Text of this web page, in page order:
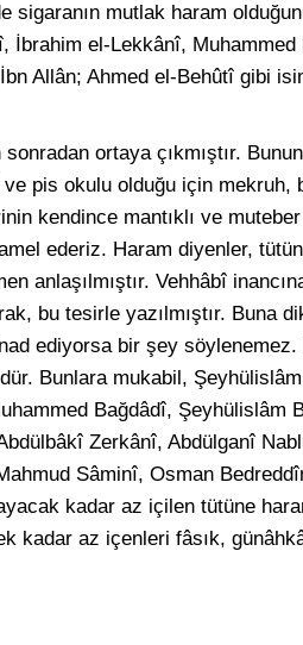
sigaranın mutlak haram
İbrahim el-Lekkânî, Muhammed
Allân; Ahmed el-Behûtî gibi
ortaya çıkmıştır.
pis okulu olduğu için mekruh,
kendince mantıklı ve
ederiz. Haram diyenler,
anlaşılmıştır. Vehhâbî
bu tesirle yazılmıştır. Buna
ediyorsa bir şey
Bunlara mukabil,
Bağdâdî, Şeyhülislâm
Zerkânî, Abdülganî
Sâminî, Osman
kadar az içilen tütüne
kadar az içenleri fâsık,